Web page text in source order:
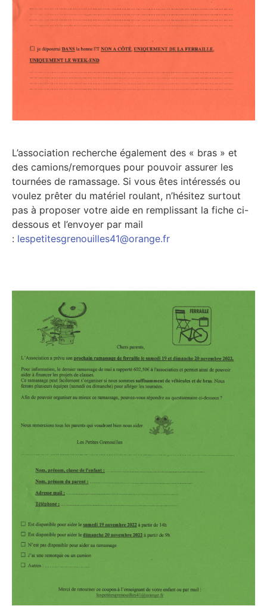
L’association recherche également des « bras » et
des camions/remorques pour pouvoir assurer les
tournées de ramassage. Si vous êtes intéressés ou
voulez prêter du matériel roulant, n’hésitez surtout
pas à proposer votre aide en remplissant la fiche ci-
dessous et l’envoyer par mail
: lespetitesgrenouilles41@orange.fr